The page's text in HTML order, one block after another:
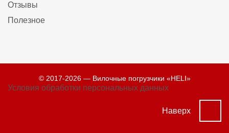
Отзывы
Полезное
© 2017-2026 — Вилочные погрузчики «HELI»
Условия обработки персональных данных
Наверх